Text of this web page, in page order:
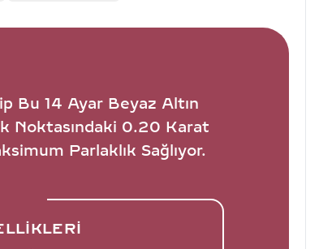
Bu 14 Ayar Beyaz Altın
Noktasındaki 0.20 Karat
Parlaklık Sağlıyor.